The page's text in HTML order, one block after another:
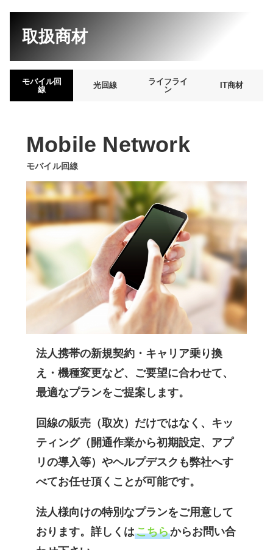
取扱商材
モバイル回
線
光回線
ライフライ
ン
IT商材
Mobile Network
モバイル回線
法人携帯の新規契約・キャリア乗り換
え・機種変更など、ご要望に合わせて、
最適なプランをご提案します。
回線の販売（取次）だけではなく、キッ
ティング（開通作業から初期設定、アプ
リの導入等）やヘルプデスクも弊社へす
べてお任せ頂くことが可能です。
法人様向けの特別なプランをご用意して
おります。詳しくはこちらからお問い合